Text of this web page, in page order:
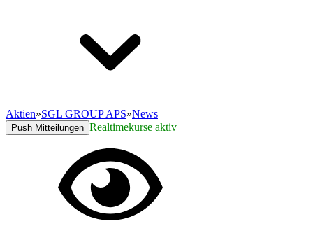
Aktien»SGL GROUP APS»News
Push Mitteilungen Realtimekurse aktiv